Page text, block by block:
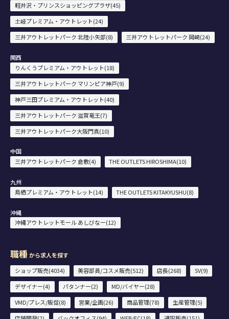
軽井沢・プリンスショッピングプラザ(45)
土岐プレミアム・アウトレット(24)
三井アウトレットパーク 北陸小矢部(8)
三井アウトレットパーク 岡崎(24)
関西
りんくうプレミアム・アウトレット(18)
三井アウトレットパーク マリンピア神戸(9)
神戸三田プレミアム・アウトレット(40)
三井アウトレットパーク 滋賀竜王(7)
三井アウトレットパーク大阪門真(10)
中国
三井アウトレットパーク 倉敷(4)
THE OUTLETS HIROSHIMA(10)
九州
鳥栖プレミアム・アウトレット(14)
THE OUTLETS KITAKYUSHU(8)
沖縄
沖縄アウトレットモール あしびなー(12)
職種 から求人を探す
ショップ販売(4034)
美容部員/コスメ販売(512) 店長(268)
SV(9)
デザイナー(4)
パタンナー(2)
MD/バイヤー(28)
VMD/プレス/販促(8)
営業/企画(26) 商品管理(78)
生産管理(5)